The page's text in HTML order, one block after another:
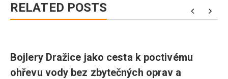
RELATED POSTS
Bojlery Dražice jako cesta k poctivému
ohřevu vody bez zbytečných oprav a